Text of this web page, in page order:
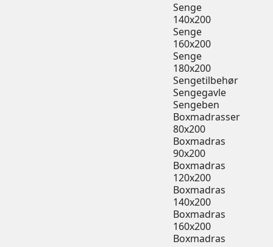
Senge
140x200
Senge
160x200
Senge
180x200
Sengetilbehør
Sengegavle
Sengeben
Boxmadrasser
80x200
Boxmadras
90x200
Boxmadras
120x200
Boxmadras
140x200
Boxmadras
160x200
Boxmadras